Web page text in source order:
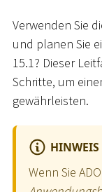
Verwenden Sie
und planen Sie
15.1? Dieser
Schritte, um
gewährleisten.
HINWEIS
Wenn Sie